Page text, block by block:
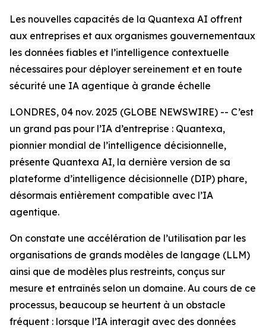
Les nouvelles capacités de la Quantexa AI offrent
aux entreprises et aux organismes gouvernementaux
les données fiables et l’intelligence contextuelle
nécessaires pour déployer sereinement et en toute
sécurité une IA agentique à grande échelle
LONDRES, 04 nov. 2025 (GLOBE NEWSWIRE) -- C’est
un grand pas pour l’IA d’entreprise : Quantexa,
pionnier mondial de l’intelligence décisionnelle,
présente Quantexa AI, la dernière version de sa
plateforme d’intelligence décisionnelle (DIP) phare,
désormais entièrement compatible avec l’IA
agentique.
On constate une accélération de l’utilisation par les
organisations de grands modèles de langage (LLM)
ainsi que de modèles plus restreints, conçus sur
mesure et entraînés selon un domaine. Au cours de ce
processus, beaucoup se heurtent à un obstacle
fréquent : lorsque l’IA interagit avec des données